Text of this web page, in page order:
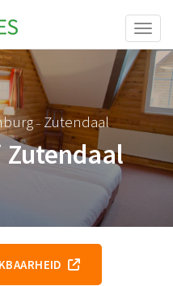
– Zutendaal